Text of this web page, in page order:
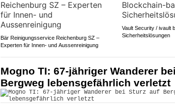
Bär Reinigungsservice Reichenburg SZ –
Experten für Innen- und Aussenreinigung
Vault Security / ivault
Sicherheitslösungen
Mogno TI: 67-jähriger Wanderer
Bergweg lebensgefährlich verletzt